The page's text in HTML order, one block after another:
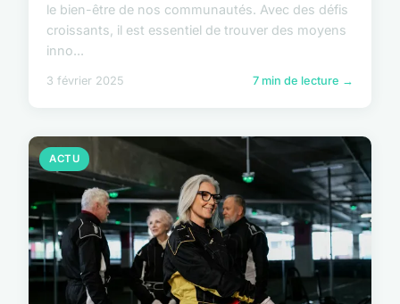
le bien-être de nos communautés. Avec des défis
croissants, il est essentiel de trouver des moyens
inno...
3 février 2025 7 min de lecture →
ACTU